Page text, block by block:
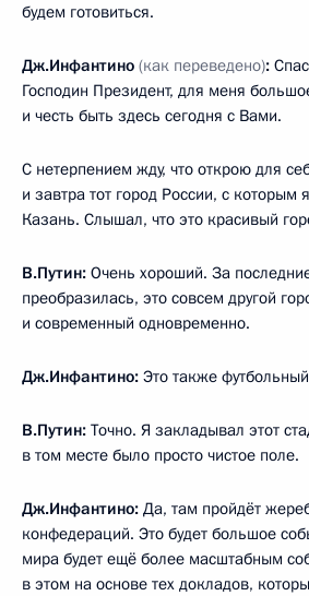
будем готовиться.
Дж.Инфантино (как переведено):
Господин Президент, для меня
и честь быть здесь сегодня с Вами.
С нетерпением жду, что открою для
и завтра тот город России, с
Казань. Слышал, что это красивый
В.Путин: Очень хороший. За
преобразилась, это совсем другой
и современный одновременно.
Дж.Инфантино: Это также
В.Путин: Точно. Я закладывал этот
в том месте было просто чистое поле.
Дж.Инфантино: Да, там пройдёт
конфедераций. Это будет большое
мира будет ещё более масштабным
в этом на основе тех докладов,